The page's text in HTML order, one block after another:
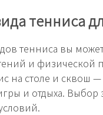
тенниса
тенниса вы
и физической
на столе и сквош
и отдыха. Выбор